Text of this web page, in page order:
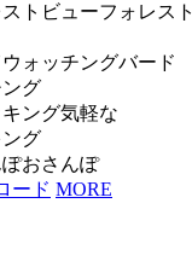
フォレスト
バード
グ
気軽な
ング
おさんぽ
ード MORE